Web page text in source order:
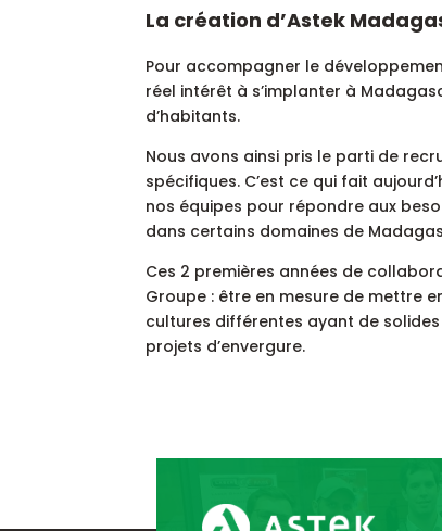
La création d’Astek
Pour accompagner le
réel intérêt à s’implanter à
d’habitants.
Nous avons ainsi pris le parti de
spécifiques. C’est ce qui fait
nos équipes pour répondre aux
dans certains domaines de
Ces 2 premières années de
Groupe : être en mesure de mettre
cultures différentes ayant de
projets d’envergure.